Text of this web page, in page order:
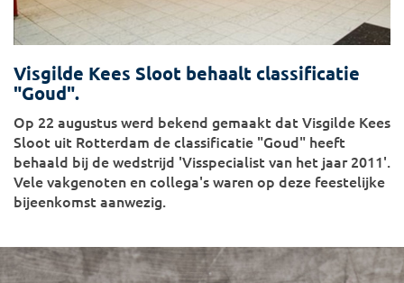
Visgilde Kees Sloot behaalt classificatie
"Goud".
Op 22 augustus werd bekend gemaakt dat Visgilde Kees
Sloot uit Rotterdam de classificatie "Goud" heeft
behaald bij de wedstrijd 'Visspecialist van het jaar 2011'.
Vele vakgenoten en collega's waren op deze feestelijke
bijeenkomst aanwezig.